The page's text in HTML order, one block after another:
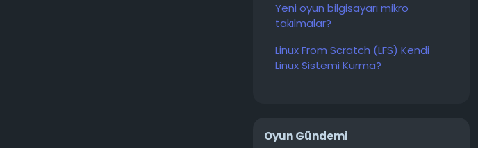
Yeni oyun bilgisayarı mikro
takılmalar?
Linux From Scratch (LFS) Kendi
Linux Sistemi Kurma?
Oyun Gündemi